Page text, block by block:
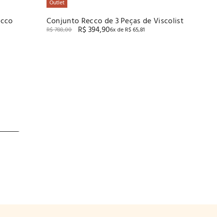
Outlet
Conjunto Recco de 3 Peças de Viscolist
R$788,00 R$394,906x de R$65,81